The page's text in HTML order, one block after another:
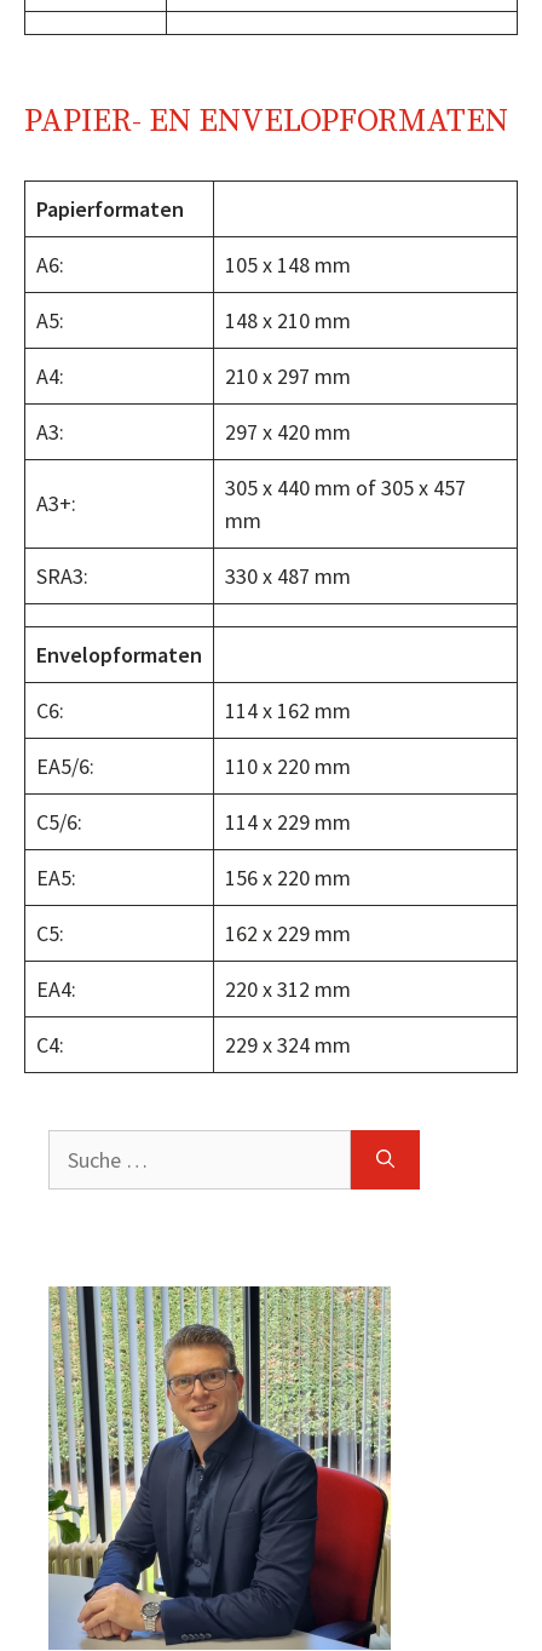
PAPIER- EN ENVELOPFORMATEN
Papierformaten
A6:
105 x 148 mm
A5:
148 x 210 mm
A4:
210 x 297 mm
A3:
297 x 420 mm
A3+:
305 x 440 mm of 305 x 457
mm
SRA3:
330 x 487 mm
Envelopformaten
C6:
114 x 162 mm
EA5/6:
110 x 220 mm
C5/6:
114 x 229 mm
EA5:
156 x 220 mm
C5:
162 x 229 mm
EA4:
220 x 312 mm
C4:
229 x 324 mm
nach: